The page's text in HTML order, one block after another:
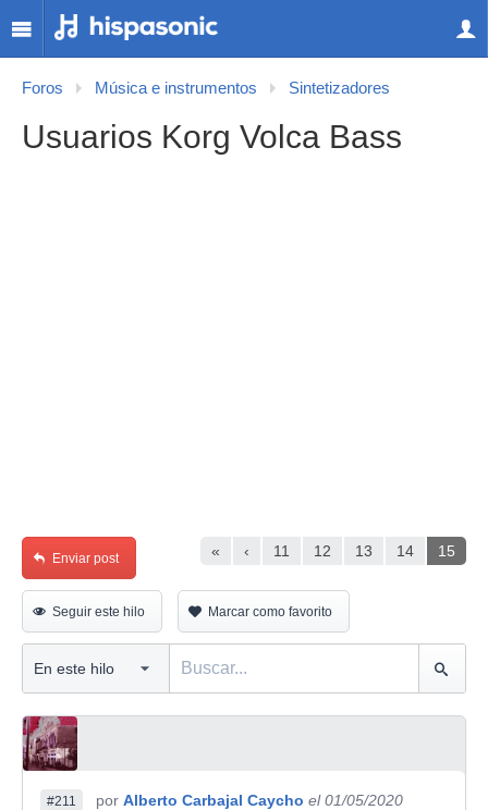
Foros Música e instrumentos Sintetizadores
Usuarios Korg Volca Bass
« ‹ 11 12 13 14 15
Enviar post
Seguir este hilo Marcar como favorito
#211 por Alberto Carbajal Caycho el 01/05/2020